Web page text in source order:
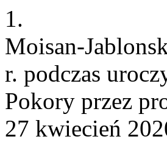
1.
Moisan-
r. podczas
Pokory przez
27 kwiecień